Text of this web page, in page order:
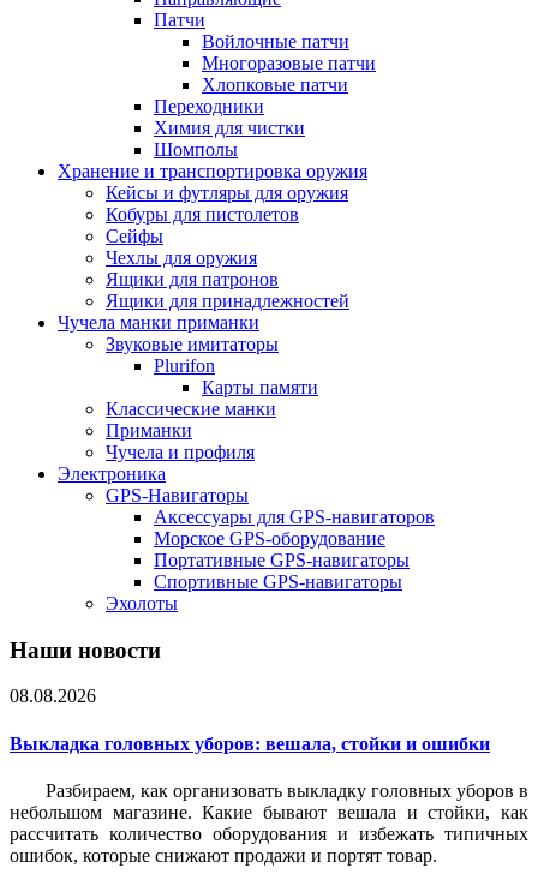
Патчи
Войлочные патчи
Многоразовые патчи
Хлопковые патчи
Переходники
Химия для чистки
Шомполы
Хранение и транспортировка оружия
Кейсы и футляры для оружия
Кобуры для пистолетов
Сейфы
Чехлы для оружия
Ящики для патронов
Ящики для принадлежностей
Чучела манки приманки
Звуковые имитаторы
Plurifon
Карты памяти
Классические манки
Приманки
Чучела и профиля
Электроника
GPS-Навигаторы
Аксессуары для GPS-навигаторов
Морское GPS-оборудование
Портативные GPS-навигаторы
Спортивные GPS-навигаторы
Эхолоты
Наши новости
08.08.2026
Выкладка головных уборов: вешала, стойки и ошибки
Разбираем, как организовать выкладку головных уборов в
небольшом магазине. Какие бывают вешала и стойки, как
рассчитать количество оборудования и избежать типичных
ошибок, которые снижают продажи и портят товар.